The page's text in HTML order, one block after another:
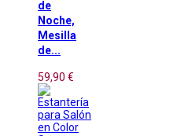
de
Noche,
Mesilla
de...
59,90 €